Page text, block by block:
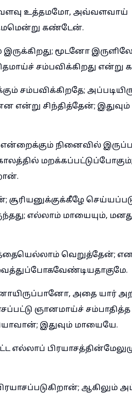
உத்தமமோ, அவ்வளவாய்
கண்டேன்.
மூடனோ
சம்பவிக்கிறது
சம்பவிக்கிறதே;
என்று சிந்தித்தேன்;
நினைவில்
மறக்கப்பட்டுப்போகும்;
எல்லாம் மாயையும்,
வெறுத்தேன்;
அதை யார்
ஞானமாய்ச்
இதுவும் மாயையே.
எல்லாப்
ஆகிலும்